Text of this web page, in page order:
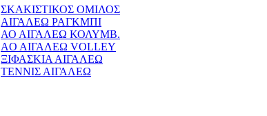
ΣΚΑΚΙΣΤΙΚΟΣ ΟΜΙΛΟΣ
ΑΙΓΑΛΕΩ ΡΑΓΚΜΠΙ
ΑΟ ΑΙΓΑΛΕΩ ΚΟΛΥΜΒ.
AO AIΓΑΛΕΩ VOLLEY
ΞΙΦΑΣΚΙΑ ΑΙΓΑΛΕΩ
ΤΕΝΝΙΣ ΑΙΓΑΛΕΩ